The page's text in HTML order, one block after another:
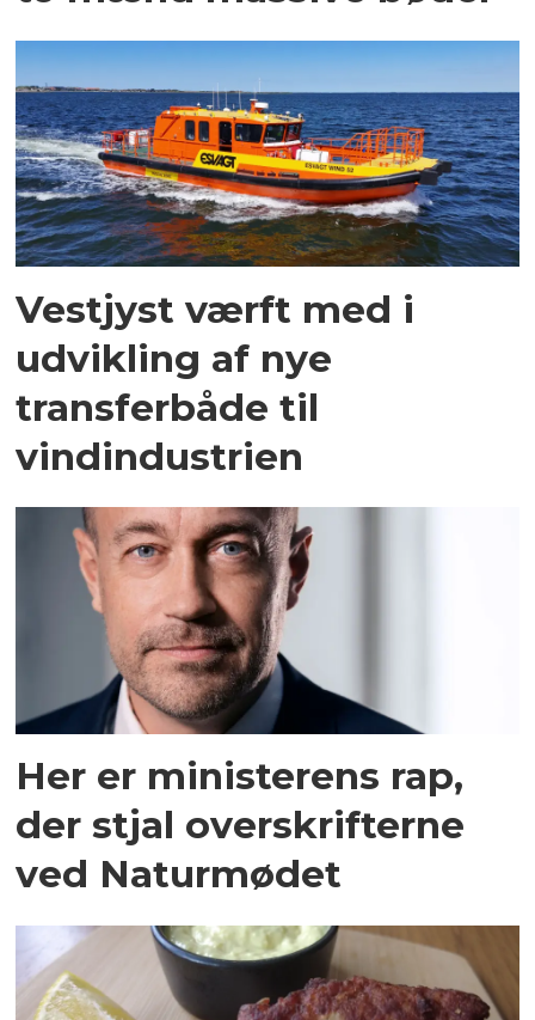
Vestjyst værft med i
udvikling af nye
transferbåde til
vindindustrien
Her er ministerens rap,
der stjal overskrifterne
ved Naturmødet